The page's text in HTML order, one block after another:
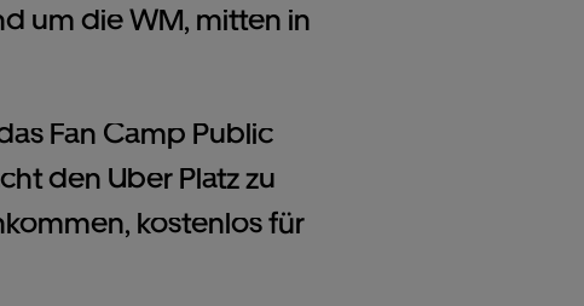
um die WM, mitten in
Fan Camp Public
den Uber Platz zu
kostenlos für